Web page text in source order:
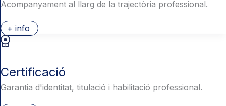
Acompanyament al llarg de la trajectòria professional.
+ info
Certificació
Garantia d'identitat, titulació i habilitació professional.